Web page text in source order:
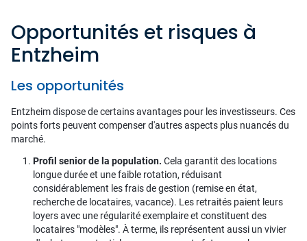
Opportunités et risques à
Entzheim
Les opportunités
Entzheim dispose de certains avantages pour les investisseurs. Ces
points forts peuvent compenser d'autres aspects plus nuancés du
marché.
Profil senior de la population. Cela garantit des locations
longue durée et une faible rotation, réduisant
considérablement les frais de gestion (remise en état,
recherche de locataires, vacance). Les retraités paient leurs
loyers avec une régularité exemplaire et constituent des
locataires "modèles". À terme, ils représentent aussi un vivier